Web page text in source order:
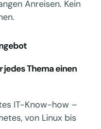
Anreisen. Kein
jedes Thema einen
IT-Know-how –
von Linux bis